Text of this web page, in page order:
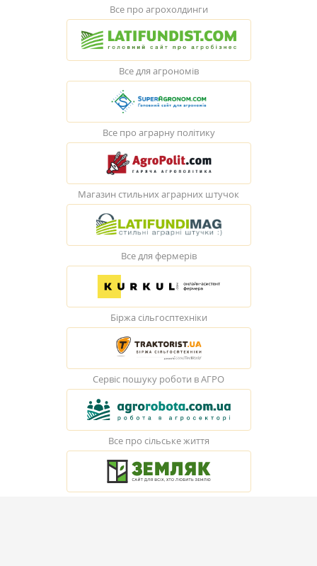
Все про агрохолдинги
Все для агрономів
Все про аграрну політику
Магазин стильних аграрних штучок
Все для фермерів
Біржа сільгосптехніки
Сервіс пошуку роботи в АГРО
Все про сільське життя